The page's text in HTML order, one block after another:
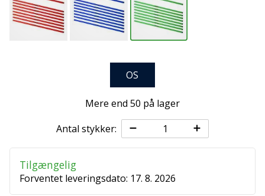
de
tekniske
opdateringer
25. 11. 2024
OS
Mere end 50 på lager
Antal stykker:
Tilgængelig
Forventet leveringsdato: 17. 8. 2026